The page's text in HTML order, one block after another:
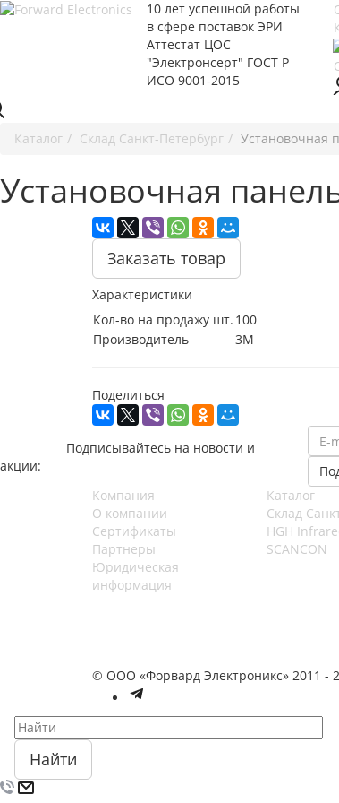
10 лет успешной работы
в сфере поставок ЭРИ
Аттестат ЦОС
"Электронсерт" ГОСТ Р
ИСО 9001-2015
Каталог Cклад Санкт-Петербург Установочная
Установочная
Заказать товар
Характеристики
Кол-во на продажу шт. 100
Производитель
3M
Поделиться
Подписывайтесь на новости и
акции:
Компания
О компании
Сертификаты
Партнеры
Юридическая
информация
Каталог
Cклад
HGH
SCANCON
© ООО «Форвард Электроникс» 2011 -
Найти